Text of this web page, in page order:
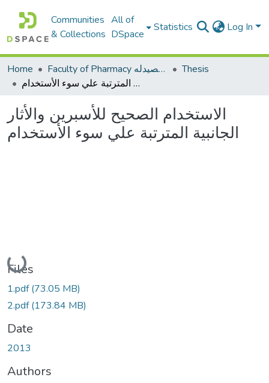
Communities
& Collections
All of
DSpace
Statistics Log In
Home Faculty of Pharmacy كلية الصيدله
Thesis
الاستخدام الصحيح للأسبرين والأثار الجانبية المترتبة علي سوء الأستخدام
الاستخدام الصحيح للأسبرين والأثار
الجانبية المترتبة علي سوء الأستخدام
Loading...
Files
1.pdf(73.05 MB)
2.pdf(173.84 MB)
Date
2013
Authors